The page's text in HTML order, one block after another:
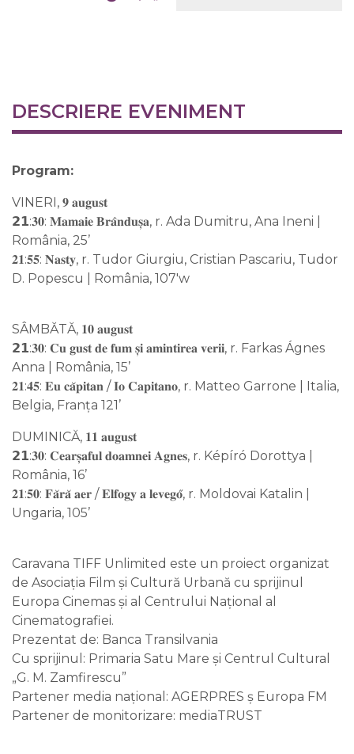
DESCRIERE EVENIMENT
Program:
VINERI, 𝟗 𝐚𝐮𝐠𝐮𝐬𝐭
𝟮𝟭:𝟑𝟎: 𝐌𝐚𝐦𝐚𝐢𝐞 𝐁𝐫𝐚̂𝐧𝐝𝐮𝐬̦𝐚, r. Ada Dumitru, Ana Ineni |
România, 25’
𝟐𝟏:𝟓𝟓: 𝐍𝐚𝐬𝐭𝐲, r. Tudor Giurgiu, Cristian Pascariu, Tudor
D. Popescu | România, 107'w
SÂMBĂTĂ, 𝟏𝟎 𝐚𝐮𝐠𝐮𝐬𝐭
𝟮𝟭:𝟑𝟎: 𝐂𝐮 𝐠𝐮𝐬𝐭 𝐝𝐞 𝐟𝐮𝐦 𝐬̦𝐢 𝐚𝐦𝐢𝐧𝐭𝐢𝐫𝐞𝐚 𝐯𝐞𝐫𝐢𝐢, r. Farkas Ágnes
Anna | România, 15’
𝟐𝟏:𝟒𝟓: 𝐄𝐮 𝐜𝐚̆𝐩𝐢𝐭𝐚𝐧 / 𝐈𝐨 𝐂𝐚𝐩𝐢𝐭𝐚𝐧𝐨, r. Matteo Garrone | Italia,
Belgia, Franța 121’
DUMINICĂ, 𝟏𝟏 𝐚𝐮𝐠𝐮𝐬𝐭
𝟮𝟭:𝟑𝟎: 𝐂𝐞𝐚𝐫𝐬̦𝐚𝐟𝐮𝐥 𝐝𝐨𝐚𝐦𝐧𝐞𝐢 𝐀𝐠𝐧𝐞𝐬, r. Képíró Dorottya |
România, 16’
𝟐𝟏:𝟓𝟎: 𝐅𝐚̆𝐫𝐚̆ 𝐚𝐞𝐫 / 𝐄𝐥𝐟𝐨𝐠𝐲 𝐚 𝐥𝐞𝐯𝐞𝐠𝐨̋, r. Moldovai Katalin |
Ungaria, 105’
Caravana TIFF Unlimited este un proiect organizat
de Asociaţia Film și Cultură Urbană cu sprijinul
Europa Cinemas și al Centrului Național al
Cinematografiei.
Prezentat de: Banca Transilvania
Cu sprijinul: Primaria Satu Mare și Centrul Cultural
„G. M. Zamfirescu”
Partener media național: AGERPRES ș Europa FM
Partener de monitorizare: mediaTRUST